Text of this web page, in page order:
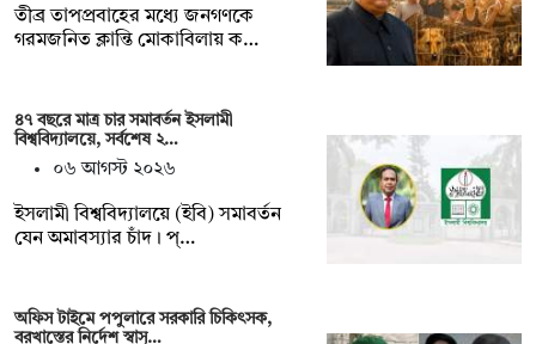
তীব্র তাপপ্রবাহের মধ্যে জনগণকে
গরমজনিত ক্লান্তি মোকাবিলায় ক…
৪৭ বছরে মাত্র চার সমাবর্তন ইসলামী
বিশ্ববিদ্যালয়ে, সর্বশেষ ২…
০৬ আগস্ট ২০২৬
ইসলামী বিশ্ববিদ্যালয়ে (ইবি) সমাবর্তন
যেন অমাবস্যার চাঁদ। প্…
অফিস টাইমে পপুলারে সরকারি চিকিৎসক,
বরখাস্তের নির্দেশ স্বাস্…